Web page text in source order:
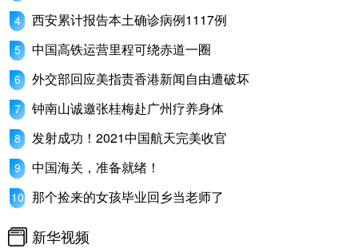
西安累计报告本土确诊病例1117例
中国高铁运营里程可绕赤道一圈
外交部回应美指责香港新闻自由遭破坏
钟南山诚邀张桂梅赴广州疗养身体
发射成功！2021中国航天完美收官
中国海关，准备就绪！
那个捡来的女孩毕业回乡当老师了
新华视频